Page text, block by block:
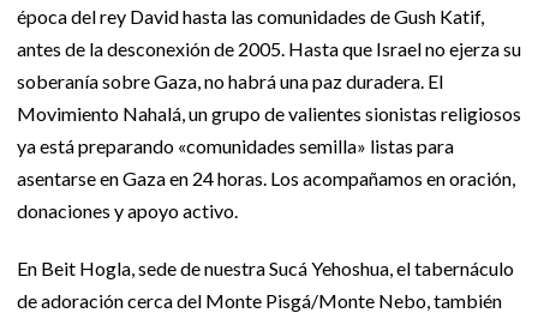
época del rey David hasta las comunidades de Gush Katif,
antes de la desconexión de 2005. Hasta que Israel no ejerza su
soberanía sobre Gaza, no habrá una paz duradera. El
Movimiento Nahalá, un grupo de valientes sionistas religiosos
ya está preparando «comunidades semilla» listas para
asentarse en Gaza en 24 horas. Los acompañamos en oración,
donaciones y apoyo activo.
En Beit Hogla, sede de nuestra Sucá Yehoshua, el tabernáculo
de adoración cerca del Monte Pisgá/Monte Nebo, también